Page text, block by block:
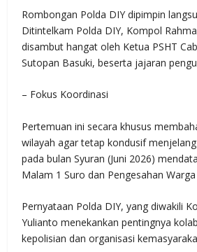
Rombongan Polda DIY dipimpin
Ditintelkam Polda DIY, Kompol
disambut hangat oleh Ketua PSHT
Sutopan Basuki, beserta jajaran
– Fokus Koordinasi
Pertemuan ini secara khusus
wilayah agar tetap kondusif
pada bulan Syuran (Juni 2026)
Malam 1 Suro dan Pengesahan
Pernyataan Polda DIY, yang diwakili
Yulianto menekankan pentingnya
kepolisian dan organisasi